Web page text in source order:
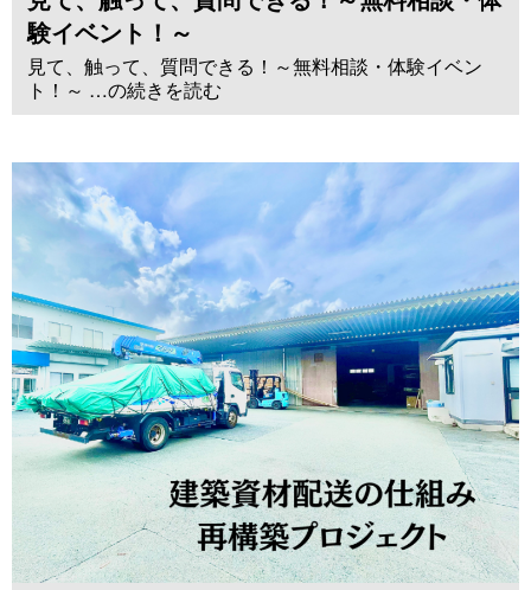
験イベント！～
見て、触って、質問できる！～無料相談・体験イベン
ト！～ …の続きを読む